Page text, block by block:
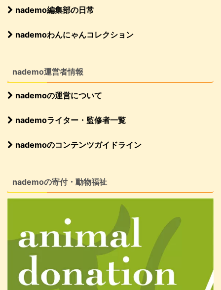
nademo編集部の日常
nademoわんにゃんコレクション
nademo運営者情報
nademoの運営について
nademoライター・監修者一覧
nademoのコンテンツガイドライン
nademoの寄付・動物福祉